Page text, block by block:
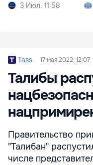
3 Июл. 11:58
Tass 17 мая 2022, 12:07
Талибы
Правительство
"Талибан"
числе